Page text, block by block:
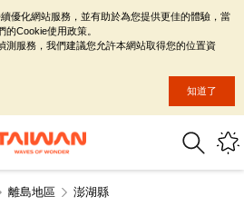
離島地區 澎湖縣
優化網站服務，並有助於為您提供更佳的體驗，當
Cookie使用政策。
測服務，我們建議您允許本網站取得您的位置資
知道了